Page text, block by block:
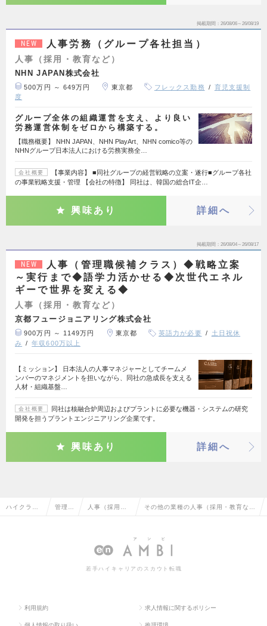
掲載期間 26/08/06～26/08/19
NEW 人事労務（グループ各社担当）
人事（採用・教育など）
NHN JAPAN株式会社
500万円 ～ 649万円 東京都 フレックス勤務
育児支援制
度
グループ全体の組織運営を支え、より良い
労務運営体制をゼロから構築する。
【職務概要】 NHN JAPAN、NHN PlayArt、NHN comico等の
NHNグループ日本法人における労務実務全…
会社概要
【事業内容】 ■同社グループの経営戦略の立案・遂行■グループ各社
の事業戦略支援・管理 【会社の特徴】 同社は、韓国の総合IT企…
興味あり 詳細へ
掲載期間 26/08/04～26/08/17
NEW
人事（管理職候補クラス）◆戦略立案
～実行まで◆語学力活かせる◆次世代エネル
ギーで世界を変える◆
人事（採用・教育など）
京都フュージョニアリング株式会社
900万円 ～ 1149万円 東京都 英語力が必要
土日祝休
み
年収600万以上
【ミッション】 日本法人の人事マネジャーとしてチームメ
ンバーのマネジメントを担いながら、同社の急成長を支える
人材・組織基盤…
会社概要
同社は核融合炉周辺およびプラントに必要な機器・システムの研究
開発を担うプラントエンジニアリング企業です。
興味あり 詳細へ
ハイクラス 管理部 人事（採用・ その他の業種の人事（採用・教育な
若手ハイキャリアのスカウト転職
利用規約 求人情報に関するポリシー